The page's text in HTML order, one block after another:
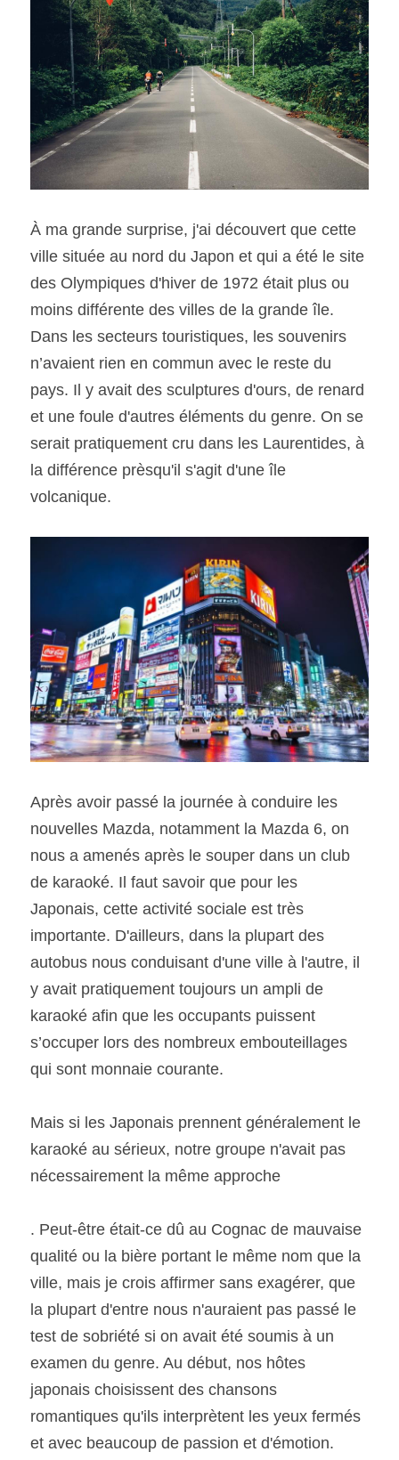
À ma grande surprise, j'ai découvert que cette
ville située au nord du Japon et qui a été le site
des Olympiques d'hiver de 1972 était plus ou
moins différente des villes de la grande île.
Dans les secteurs touristiques, les souvenirs
n’avaient rien en commun avec le reste du
pays. Il y avait des sculptures d'ours, de renard
et une foule d'autres éléments du genre. On se
serait pratiquement cru dans les Laurentides, à
la différence prèsqu'il s'agit d'une île
volcanique.
Après avoir passé la journée à conduire les
nouvelles Mazda, notamment la Mazda 6, on
nous a amenés après le souper dans un club
de karaoké. Il faut savoir que pour les
Japonais, cette activité sociale est très
importante. D'ailleurs, dans la plupart des
autobus nous conduisant d'une ville à l'autre, il
y avait pratiquement toujours un ampli de
karaoké afin que les occupants puissent
s’occuper lors des nombreux embouteillages
qui sont monnaie courante.
Mais si les Japonais prennent généralement le
karaoké au sérieux, notre groupe n'avait pas
nécessairement la même approche
. Peut-être était-ce dû au Cognac de mauvaise
qualité ou la bière portant le même nom que la
ville, mais je crois affirmer sans exagérer, que
la plupart d'entre nous n'auraient pas passé le
test de sobriété si on avait été soumis à un
examen du genre. Au début, nos hôtes
japonais choisissent des chansons
romantiques qu'ils interprètent les yeux fermés
et avec beaucoup de passion et d'émotion.